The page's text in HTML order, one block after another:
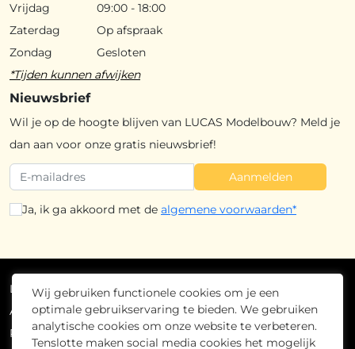
Wij gebruiken functionele cookies om je een
optimale gebruikservaring te bieden. We gebruiken
analytische cookies om onze website te verbeteren.
Tenslotte maken social media cookies het mogelijk
Vrijdag
09:00 - 18:00
Zaterdag
Op afspraak
Zondag
Gesloten
*Tijden kunnen afwijken
Nieuwsbrief
Wil je op de hoogte blijven van LUCAS Modelbouw? Meld je
dan aan voor onze gratis nieuwsbrief!
Aanmelden
Ja, ik ga akkoord met de algemene voorwaarden*
Lucas Modelbouw 2026 - Alle rechten voorbehouden
Algemene voorwaarden
Privacybeleid